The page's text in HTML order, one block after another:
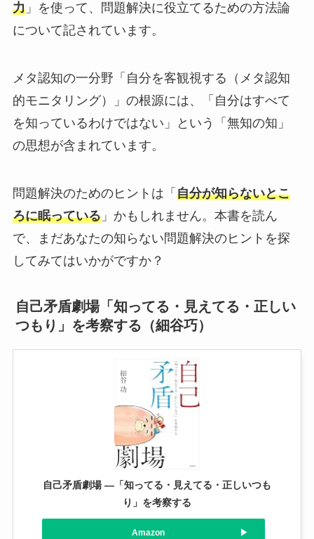
力」を使って、問題解決に役立てるための方法論
について記されています。
メタ認知の一分野「自分を客観視する（メタ認知
的モニタリング）」の根源には、「自分はすべて
を知っているわけではない」という「無知の知」
の思想が含まれています。
問題解決のためのヒントは「 自分が知らないとこ
ろに眠っている」かもしれません。本書を読ん
で、まだあなたの知らない問題解決のヒントを探
してみてはいかがですか？
自己矛盾劇場「知ってる・見えてる・正しい
つもり」を考察する（細谷巧）
自己矛盾劇場 ―「知ってる・見えてる・正しいつも
り」を考察する
Amazon